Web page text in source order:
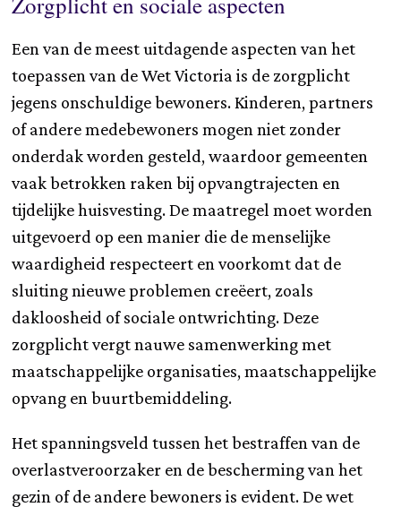
Een van de meest uitdagende aspecten van het
toepassen van de Wet Victoria is de zorgplicht
jegens onschuldige bewoners. Kinderen, partners
of andere medebewoners mogen niet zonder
onderdak worden gesteld, waardoor gemeenten
vaak betrokken raken bij opvangtrajecten en
tijdelijke huisvesting. De maatregel moet worden
uitgevoerd op een manier die de menselijke
waardigheid respecteert en voorkomt dat de
sluiting nieuwe problemen creëert, zoals
dakloosheid of sociale ontwrichting. Deze
zorgplicht vergt nauwe samenwerking met
maatschappelijke organisaties, maatschappelijke
opvang en buurtbemiddeling.
Het spanningsveld tussen het bestraffen van de
overlastveroorzaker en de bescherming van het
gezin of de andere bewoners is evident. De wet